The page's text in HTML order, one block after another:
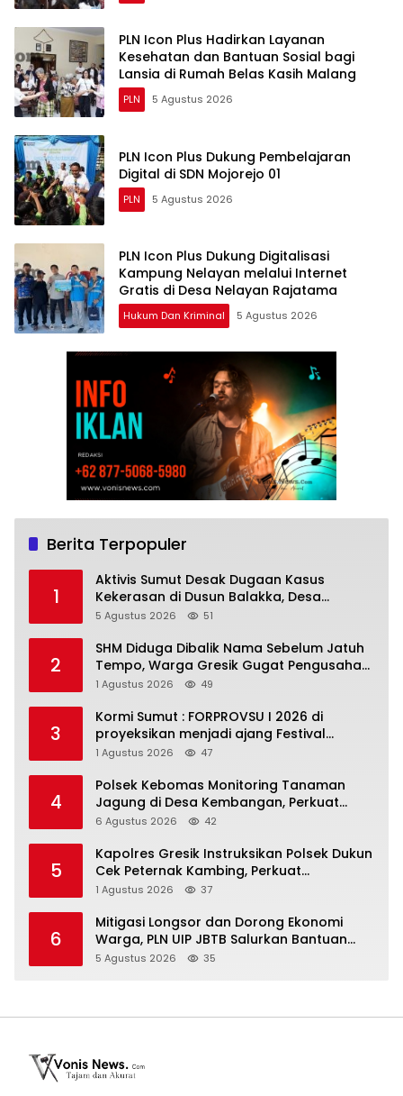
PLN Icon Plus Hadirkan Layanan
Kesehatan dan Bantuan Sosial bagi
Lansia di Rumah Belas Kasih Malang
PLN 5 Agustus 2026
PLN Icon Plus Dukung Pembelajaran
Digital di SDN Mojorejo 01
PLN 5 Agustus 2026
PLN Icon Plus Dukung Digitalisasi
Kampung Nelayan melalui Internet
Gratis di Desa Nelayan Rajatama
Hukum Dan Kriminal 5 Agustus 2026
Berita Terpopuler
1
Aktivis Sumut Desak Dugaan Kasus
Kekerasan di Dusun Balakka, Desa
Gunung Malintang Diusut Tuntas
5 Agustus 2026 51
2
SHM Diduga Dibalik Nama Sebelum Jatuh
Tempo, Warga Gresik Gugat Pengusaha
Rokok dan Somasi Kepala Desa
1 Agustus 2026 49
3
Kormi Sumut : FORPROVSU I 2026 di
proyeksikan menjadi ajang Festival
Olahraga Masyarakat dengan Pegiat
1 Agustus 2026 47
4
Polsek Kebomas Monitoring Tanaman
Jagung di Desa Kembangan, Perkuat
Dukungan Ketahanan Pangan Nasional
6 Agustus 2026 42
5
Kapolres Gresik Instruksikan Polsek Dukun
Cek Peternak Kambing, Perkuat
Ketahanan Pangan Nasional
1 Agustus 2026 37
6
Mitigasi Longsor dan Dorong Ekonomi
Warga, PLN UIP JBTB Salurkan Bantuan
Konservasi 4.000 Pohon Aren Genjah Asal
5 Agustus 2026 35